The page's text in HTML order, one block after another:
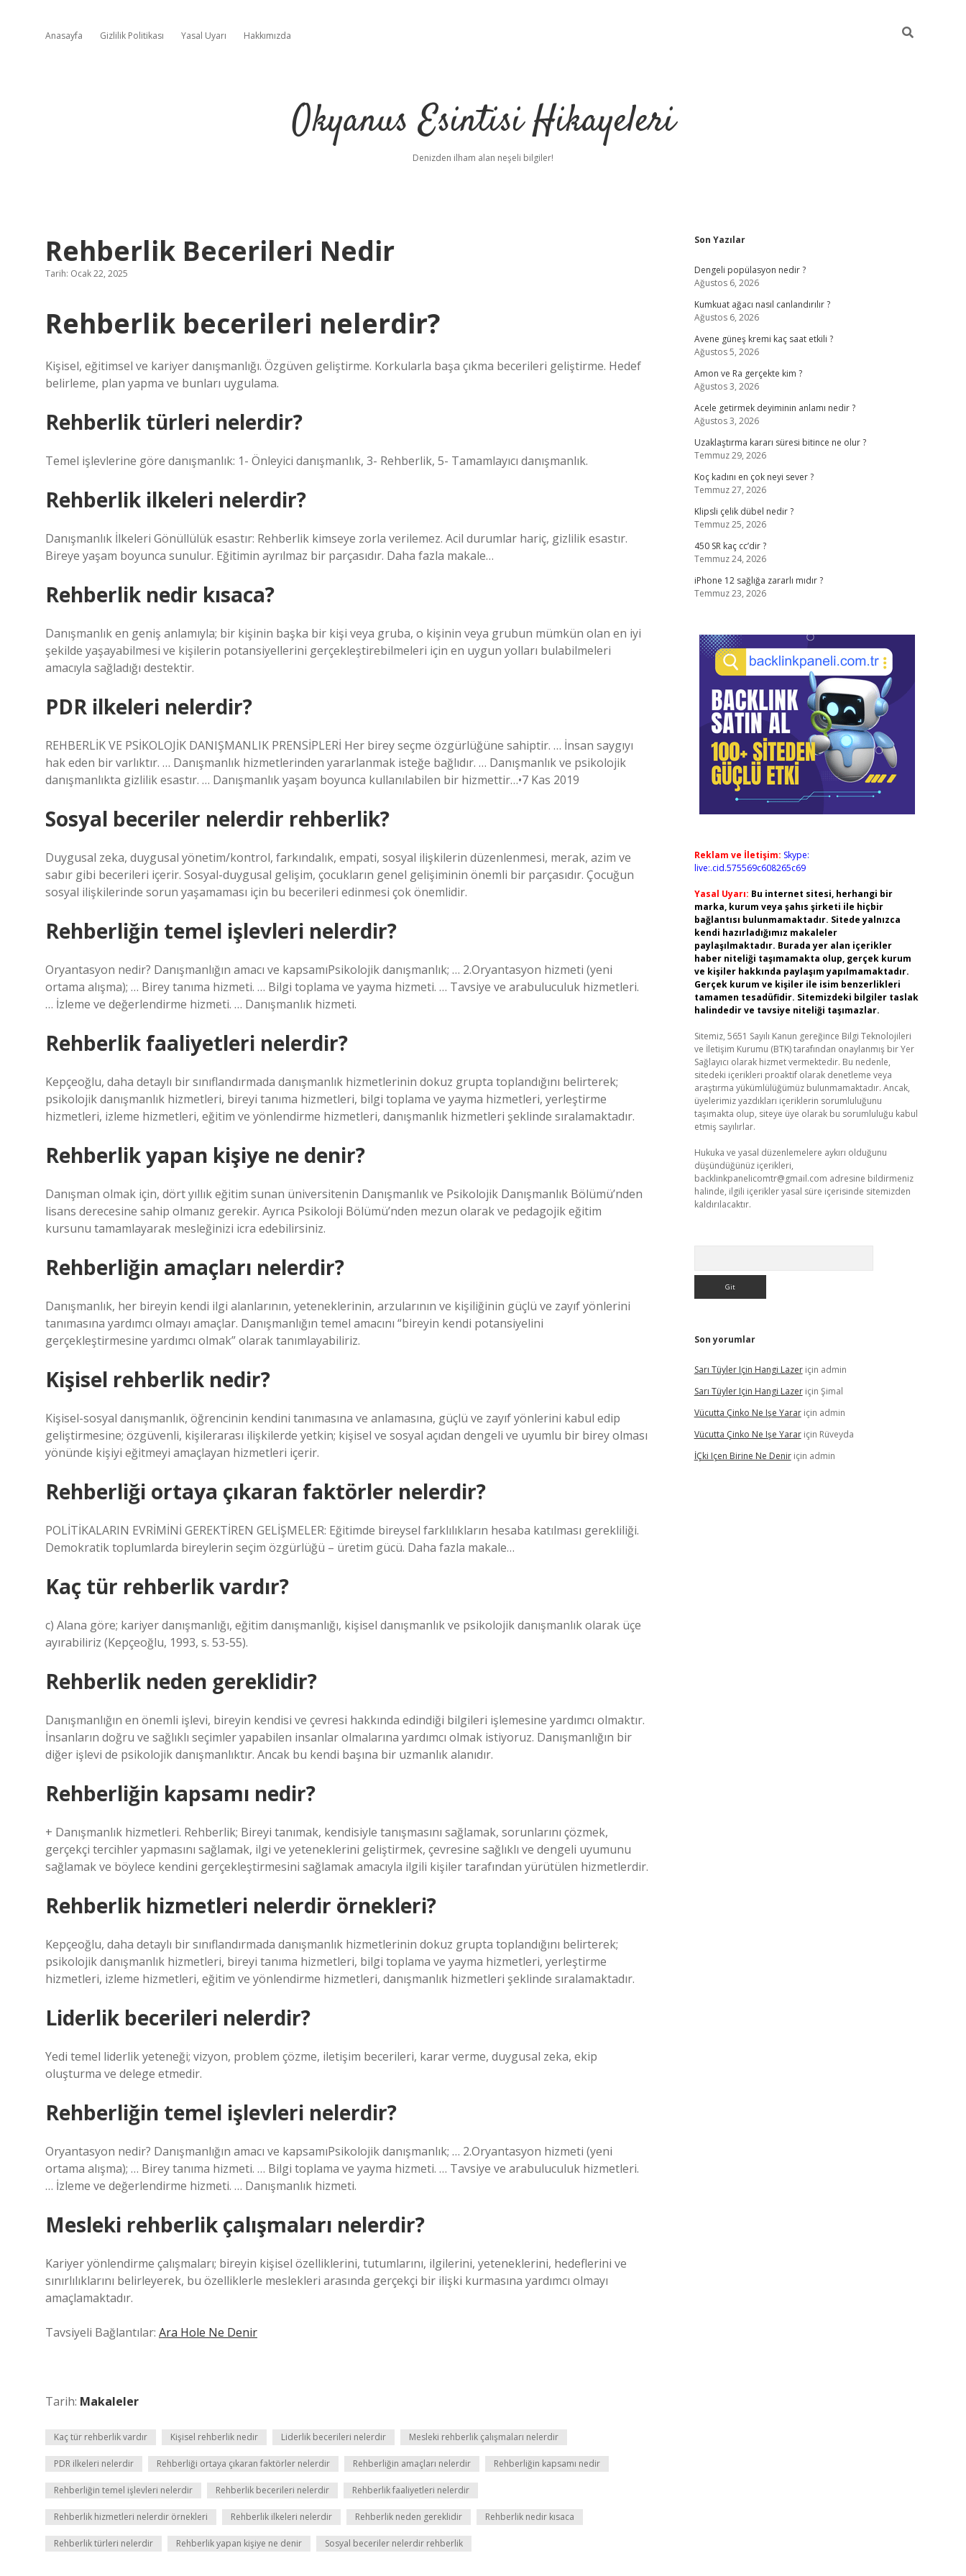
Anasayfa Gizlilik Politikası Yasal Uyarı Hakkımızda
Okyanus Esintisi Hikayeleri
Denizden ilham alan neşeli bilgiler!
Rehberlik Becerileri Nedir
Tarih: Ocak 22, 2025
Rehberlik becerileri nelerdir?
Kişisel, eğitimsel ve kariyer danışmanlığı. Özgüven geliştirme. Korkularla başa çıkma becerileri geliştirme. Hedef
belirleme, plan yapma ve bunları uygulama.
Rehberlik türleri nelerdir?
Temel işlevlerine göre danışmanlık: 1- Önleyici danışmanlık, 3- Rehberlik, 5- Tamamlayıcı danışmanlık.
Rehberlik ilkeleri nelerdir?
Danışmanlık İlkeleri Gönüllülük esastır: Rehberlik kimseye zorla verilemez. Acil durumlar hariç, gizlilik esastır.
Bireye yaşam boyunca sunulur. Eğitimin ayrılmaz bir parçasıdır. Daha fazla makale…
Rehberlik nedir kısaca?
Danışmanlık en geniş anlamıyla; bir kişinin başka bir kişi veya gruba, o kişinin veya grubun mümkün olan en iyi
şekilde yaşayabilmesi ve kişilerin potansiyellerini gerçekleştirebilmeleri için en uygun yolları bulabilmeleri
amacıyla sağladığı destektir.
PDR ilkeleri nelerdir?
REHBERLİK VE PSİKOLOJİK DANIŞMANLIK PRENSİPLERİ Her birey seçme özgürlüğüne sahiptir. … İnsan saygıyı
hak eden bir varlıktır. … Danışmanlık hizmetlerinden yararlanmak isteğe bağlıdır. … Danışmanlık ve psikolojik
danışmanlıkta gizlilik esastır. … Danışmanlık yaşam boyunca kullanılabilen bir hizmettir…•7 Kas 2019
Sosyal beceriler nelerdir rehberlik?
Duygusal zeka, duygusal yönetim/kontrol, farkındalık, empati, sosyal ilişkilerin düzenlenmesi, merak, azim ve
sabır gibi becerileri içerir. Sosyal-duygusal gelişim, çocukların genel gelişiminin önemli bir parçasıdır. Çocuğun
sosyal ilişkilerinde sorun yaşamaması için bu becerileri edinmesi çok önemlidir.
Rehberliğin temel işlevleri nelerdir?
Oryantasyon nedir? Danışmanlığın amacı ve kapsamıPsikolojik danışmanlık; … 2.Oryantasyon hizmeti (yeni
ortama alışma); … Birey tanıma hizmeti. … Bilgi toplama ve yayma hizmeti. … Tavsiye ve arabuluculuk hizmetleri.
… İzleme ve değerlendirme hizmeti. … Danışmanlık hizmeti.
Rehberlik faaliyetleri nelerdir?
Kepçeoğlu, daha detaylı bir sınıflandırmada danışmanlık hizmetlerinin dokuz grupta toplandığını belirterek;
psikolojik danışmanlık hizmetleri, bireyi tanıma hizmetleri, bilgi toplama ve yayma hizmetleri, yerleştirme
hizmetleri, izleme hizmetleri, eğitim ve yönlendirme hizmetleri, danışmanlık hizmetleri şeklinde sıralamaktadır.
Rehberlik yapan kişiye ne denir?
Danışman olmak için, dört yıllık eğitim sunan üniversitenin Danışmanlık ve Psikolojik Danışmanlık Bölümü’nden
lisans derecesine sahip olmanız gerekir. Ayrıca Psikoloji Bölümü’nden mezun olarak ve pedagojik eğitim
kursunu tamamlayarak mesleğinizi icra edebilirsiniz.
Rehberliğin amaçları nelerdir?
Danışmanlık, her bireyin kendi ilgi alanlarının, yeteneklerinin, arzularının ve kişiliğinin güçlü ve zayıf yönlerini
tanımasına yardımcı olmayı amaçlar. Danışmanlığın temel amacını “bireyin kendi potansiyelini
gerçekleştirmesine yardımcı olmak” olarak tanımlayabiliriz.
Kişisel rehberlik nedir?
Kişisel-sosyal danışmanlık, öğrencinin kendini tanımasına ve anlamasına, güçlü ve zayıf yönlerini kabul edip
geliştirmesine; özgüvenli, kişilerarası ilişkilerde yetkin; kişisel ve sosyal açıdan dengeli ve uyumlu bir birey olması
yönünde kişiyi eğitmeyi amaçlayan hizmetleri içerir.
Rehberliği ortaya çıkaran faktörler nelerdir?
POLİTİKALARIN EVRİMİNİ GEREKTİREN GELİŞMELER: Eğitimde bireysel farklılıkların hesaba katılması gerekliliği.
Demokratik toplumlarda bireylerin seçim özgürlüğü – üretim gücü. Daha fazla makale…
Kaç tür rehberlik vardır?
c) Alana göre; kariyer danışmanlığı, eğitim danışmanlığı, kişisel danışmanlık ve psikolojik danışmanlık olarak üçe
ayırabiliriz (Kepçeoğlu, 1993, s. 53-55).
Rehberlik neden gereklidir?
Danışmanlığın en önemli işlevi, bireyin kendisi ve çevresi hakkında edindiği bilgileri işlemesine yardımcı olmaktır.
İnsanların doğru ve sağlıklı seçimler yapabilen insanlar olmalarına yardımcı olmak istiyoruz. Danışmanlığın bir
diğer işlevi de psikolojik danışmanlıktır. Ancak bu kendi başına bir uzmanlık alanıdır.
Rehberliğin kapsamı nedir?
+ Danışmanlık hizmetleri. Rehberlik; Bireyi tanımak, kendisiyle tanışmasını sağlamak, sorunlarını çözmek,
gerçekçi tercihler yapmasını sağlamak, ilgi ve yeteneklerini geliştirmek, çevresine sağlıklı ve dengeli uyumunu
sağlamak ve böylece kendini gerçekleştirmesini sağlamak amacıyla ilgili kişiler tarafından yürütülen hizmetlerdir.
Rehberlik hizmetleri nelerdir örnekleri?
Kepçeoğlu, daha detaylı bir sınıflandırmada danışmanlık hizmetlerinin dokuz grupta toplandığını belirterek;
psikolojik danışmanlık hizmetleri, bireyi tanıma hizmetleri, bilgi toplama ve yayma hizmetleri, yerleştirme
hizmetleri, izleme hizmetleri, eğitim ve yönlendirme hizmetleri, danışmanlık hizmetleri şeklinde sıralamaktadır.
Liderlik becerileri nelerdir?
Yedi temel liderlik yeteneği; vizyon, problem çözme, iletişim becerileri, karar verme, duygusal zeka, ekip
oluşturma ve delege etmedir.
Rehberliğin temel işlevleri nelerdir?
Oryantasyon nedir? Danışmanlığın amacı ve kapsamıPsikolojik danışmanlık; … 2.Oryantasyon hizmeti (yeni
ortama alışma); … Birey tanıma hizmeti. … Bilgi toplama ve yayma hizmeti. … Tavsiye ve arabuluculuk hizmetleri.
… İzleme ve değerlendirme hizmeti. … Danışmanlık hizmeti.
Mesleki rehberlik çalışmaları nelerdir?
Kariyer yönlendirme çalışmaları; bireyin kişisel özelliklerini, tutumlarını, ilgilerini, yeteneklerini, hedeflerini ve
sınırlılıklarını belirleyerek, bu özelliklerle meslekleri arasında gerçekçi bir ilişki kurmasına yardımcı olmayı
amaçlamaktadır.
Tavsiyeli Bağlantılar: Ara Hole Ne Denir
Tarih: Makaleler
Kaç tür rehberlik vardır Kişisel rehberlik nedir Liderlik becerileri nelerdir Mesleki rehberlik çalışmaları nelerdir
PDR ilkeleri nelerdir Rehberliği ortaya çıkaran faktörler nelerdir Rehberliğin amaçları nelerdir Rehberliğin kapsamı nedir
Rehberliğin temel işlevleri nelerdir Rehberlik becerileri nelerdir Rehberlik faaliyetleri nelerdir
Rehberlik hizmetleri nelerdir örnekleri Rehberlik ilkeleri nelerdir Rehberlik neden gereklidir Rehberlik nedir kısaca
Rehberlik türleri nelerdir Rehberlik yapan kişiye ne denir Sosyal beceriler nelerdir rehberlik
Sidebar
Son Yazılar
Dengeli popülasyon nedir ?
Ağustos 6, 2026
Kumkuat ağacı nasıl canlandırılır ?
Ağustos 6, 2026
Avene güneş kremi kaç saat etkili ?
Ağustos 5, 2026
Amon ve Ra gerçekte kim ?
Ağustos 3, 2026
Acele getirmek deyiminin anlamı nedir ?
Ağustos 3, 2026
Uzaklaştırma kararı süresi bitince ne olur ?
Temmuz 29, 2026
Koç kadını en çok neyi sever ?
Temmuz 27, 2026
Klipsli çelik dübel nedir ?
Temmuz 25, 2026
450 SR kaç cc’dir ?
Temmuz 24, 2026
iPhone 12 sağlığa zararlı mıdır ?
Temmuz 23, 2026
Reklam ve İletişim: Skype:
live:.cid.575569c608265c69
Yasal Uyarı: Bu internet sitesi, herhangi bir
marka, kurum veya şahıs şirketi ile hiçbir
bağlantısı bulunmamaktadır. Sitede yalnızca
kendi hazırladığımız makaleler
paylaşılmaktadır. Burada yer alan içerikler
haber niteliği taşımamakta olup, gerçek kurum
ve kişiler hakkında paylaşım yapılmamaktadır.
Gerçek kurum ve kişiler ile isim benzerlikleri
tamamen tesadüfidir. Sitemizdeki bilgiler taslak
halindedir ve tavsiye niteliği taşımazlar.
Sitemiz, 5651 Sayılı Kanun gereğince Bilgi Teknolojileri
ve İletişim Kurumu (BTK) tarafından onaylanmış bir Yer
Sağlayıcı olarak hizmet vermektedir. Bu nedenle,
sitedeki içerikleri proaktif olarak denetleme veya
araştırma yükümlülüğümüz bulunmamaktadır. Ancak,
üyelerimiz yazdıkları içeriklerin sorumluluğunu
taşımakta olup, siteye üye olarak bu sorumluluğu kabul
etmiş sayılırlar.
Hukuka ve yasal düzenlemelere aykırı olduğunu
düşündüğünüz içerikleri,
backlinkpanelicomtr@gmail.com adresine bildirmeniz
halinde, ilgili içerikler yasal süre içerisinde sitemizden
kaldırılacaktır.
Son yorumlar
Sarı Tüyler Için Hangi Lazeriçin admin
Sarı Tüyler Için Hangi Lazeriçin Şimal
Vücutta Çinko Ne Işe Yarariçin admin
Vücutta Çinko Ne Işe Yarariçin Rüveyda
İÇki Içen Birine Ne Deniriçin admin